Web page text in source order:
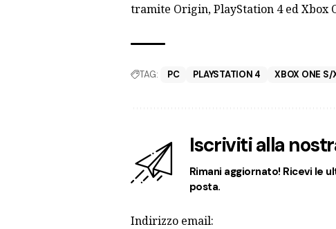
tramite Origin, PlayStation 4 ed Xbox
TAG: PC PLAYSTATION 4 XBOX ONE S/
Iscriviti alla
Rimani aggiornato! Ricevi le
posta.
Indirizzo email: